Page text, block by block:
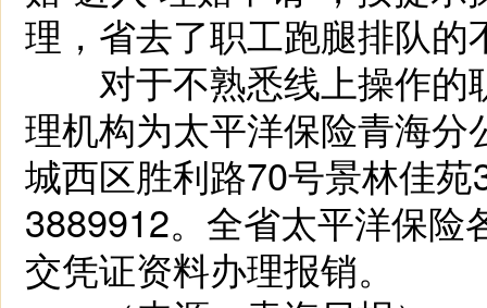
理，省去了职工跑腿排队的
对于不熟悉线上操作的
理机构为太平洋保险青海
城西区胜利路70号景林佳
3889912。全省太平洋保险
交凭证资料办理报销。